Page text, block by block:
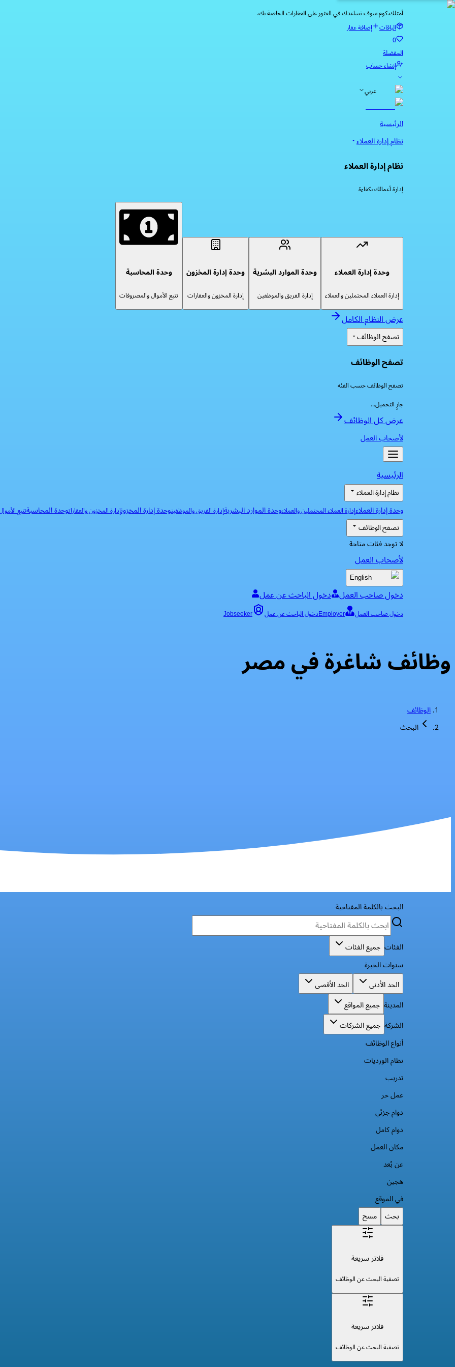
أمتلك.كوم سوف تساعدك في العثور على العقارات الخاصة بك.
الباقات إضافة عقار
0
المفضلة
إنشاء حساب
عربي
الرئيسية
نظام إدارة العملاء
نظام إدارة العملاء
إدارة أعمالك بكفاءة
وحدة إدارة العملاء
إدارة العملاء المحتملين والعملاء
وحدة الموارد البشرية
إدارة الفريق والموظفين
وحدة إدارة المخزون
إدارة المخزون والعقارات
وحدة المحاسبة
تتبع الأموال والمصروفات
عرض النظام الكامل
تصفح الوظائف
تصفح الوظائف
تصفح الوظائف حسب الفئه
جارٍ التحميل...
عرض كل الوظائف
لأصحاب العمل
الرئيسية
نظام إدارة العملاء
وحدة إدارة العملاءإدارة العملاء المحتملين والعملاءوحدة الموارد البشريةإدارة الفريق والموظفينوحدة إدارة المخزونإدارة المخزون والعقاراتوحدة المحاسبةتتبع
تصفح الوظائف
لا توجد فئات متاحة
لأصحاب العمل
English
دخول صاحب العمل دخول الباحث عن عمل
دخول صاحب العمل Employerدخول الباحث عن عمل Jobseeker
وظائف شاغرة في مصر
الوظائف
البحث
البحث بالكلمة المفتاحية
الفئات جميع الفئات
سنوات الخبرة
الحد الأدنى
الحد الأقصى
المدينة جميع المواقع
الشركة جميع الشركات
أنواع الوظائف
نظام الورديات
تدريب
عمل حر
دوام جزئي
دوام كامل
مكان العمل
عن بُعد
هجين
في الموقع
بحث مسح
فلاتر سريعة
تصفية البحث عن الوظائف
فلاتر سريعة
تصفية البحث عن الوظائف